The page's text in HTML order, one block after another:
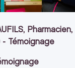
Pharmacien,
- Témoignage